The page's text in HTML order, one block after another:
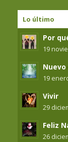
Lo último
Por
19
19
Vivir
29
Feliz
26